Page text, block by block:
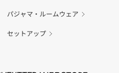
パジャマ・ルームウェア
セットアップ